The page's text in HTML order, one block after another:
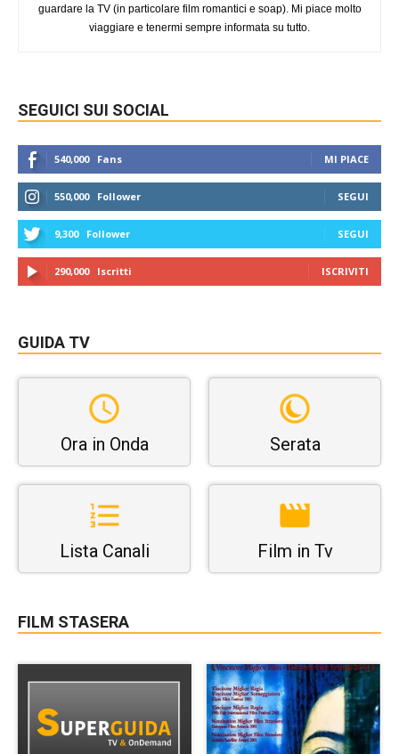
guardare la TV (in particolare film romantici e soap). Mi piace molto
viaggiare e tenermi sempre informata su tutto.
SEGUICI SUI SOCIAL
540,000 Fans MI PIACE
550,000 Follower SEGUI
9,300 Follower SEGUI
290,000 Iscritti ISCRIVITI
GUIDA TV
Ora in Onda Serata
Lista Canali Film in Tv
FILM STASERA